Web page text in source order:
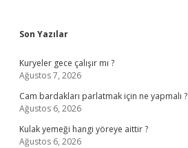
Sidebar
Son Yazılar
Kuryeler gece çalışır mı ?
Ağustos 7, 2026
Cam bardakları parlatmak için ne yapmalı ?
Ağustos 6, 2026
Kulak yemeği hangi yöreye aittir ?
Ağustos 6, 2026